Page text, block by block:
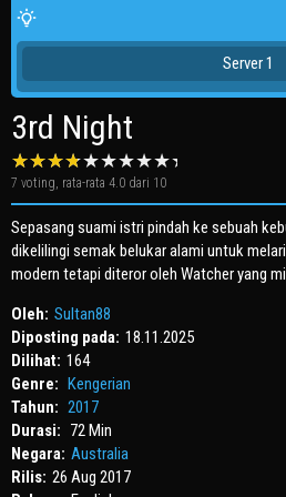
Server 1
3rd Night
7 voting, rata-rata 4.0 dari 10
Sepasang suami istri pindah ke sebuah
dikelilingi semak belukar alami untuk
modern tetapi diteror oleh Watcher yang
Oleh: Sultan88
Diposting pada: 18.11.2025
Dilihat: 164
Genre:
Kengerian
Tahun: 2017
Durasi: 72 Min
Negara: Australia
Rilis: 26 Aug 2017